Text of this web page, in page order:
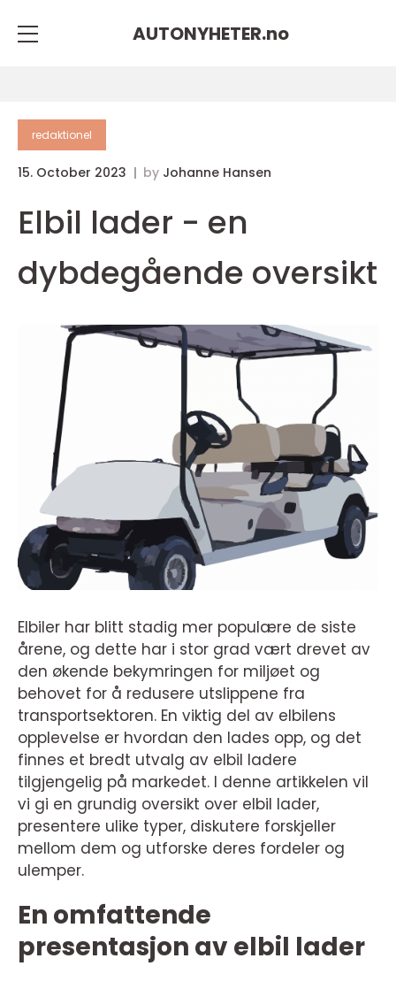
AUTONYHETER.no
redaktionel
15. October 2023 by Johanne Hansen
Elbil lader - en
dybdegående oversikt
Elbiler har blitt stadig mer populære de siste
årene, og dette har i stor grad vært drevet av
den økende bekymringen for miljøet og
behovet for å redusere utslippene fra
transportsektoren. En viktig del av elbilens
opplevelse er hvordan den lades opp, og det
finnes et bredt utvalg av elbil ladere
tilgjengelig på markedet. I denne artikkelen vil
vi gi en grundig oversikt over elbil lader,
presentere ulike typer, diskutere forskjeller
mellom dem og utforske deres fordeler og
ulemper.
En omfattende
presentasjon av elbil lader